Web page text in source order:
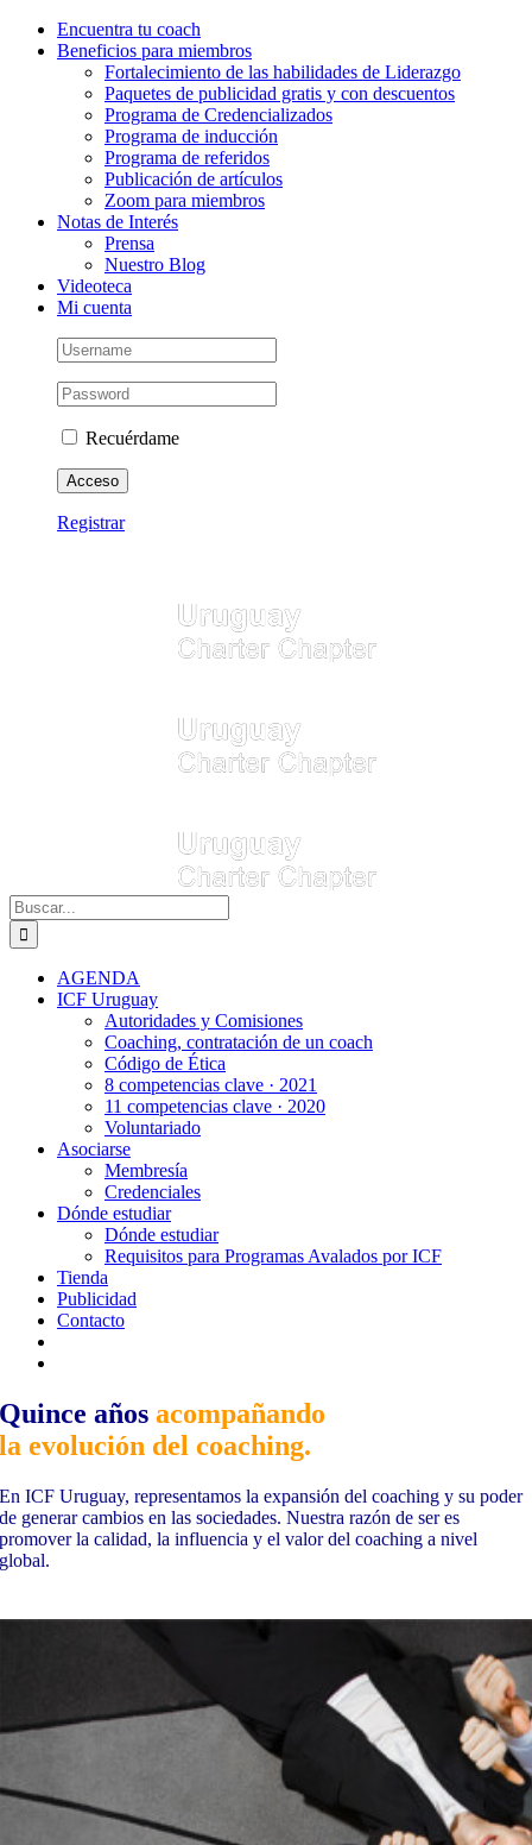
Saltar
Instagram
Facebook
LinkedIn
YouTube
Correo
electrónico
Encuentra tu coach
Beneficios para miembros
Fortalecimiento de las habilidades de Liderazgo
Paquetes de publicidad gratis y con descuentos
Programa de Credencializados
Programa de inducción
Programa de referidos
Publicación de artículos
Zoom para miembros
Notas de Interés
Prensa
Nuestro Blog
Videoteca
Mi cuenta
Recuérdame
Registrar
Buscar:
AGENDA
ICF Uruguay
Autoridades y Comisiones
Coaching, contratación de un coach
Código de Ética
8 competencias clave · 2021
11 competencias clave · 2020
Voluntariado
Asociarse
Membresía
Credenciales
Dónde estudiar
Dónde estudiar
Requisitos para Programas Avalados por ICF
Tienda
Publicidad
Contacto
Quince años acompañando
la evolución del coaching.
En ICF Uruguay, representamos la expansión del coaching y su poder
de generar cambios en las sociedades. Nuestra razón de ser es
promover la calidad, la influencia y el valor del coaching a nivel
global.